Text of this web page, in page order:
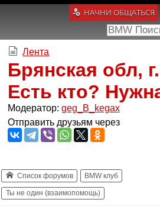
НАЧНИ ОБЩАТЬСЯ
Лента
Брянская обл,
Есть кто?
Модератор: geg_B_kegax
Отправить друзьям через
Список форумов BMW клуб
Ты не один (взаимопомощь)